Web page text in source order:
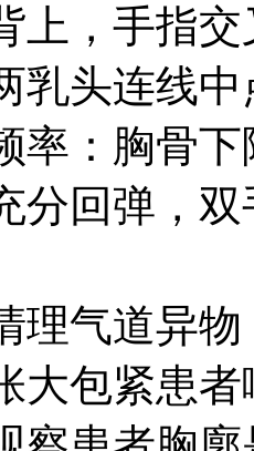
上，手指
乳头连线中
率：胸骨
分回弹，
理气道异
大包紧患